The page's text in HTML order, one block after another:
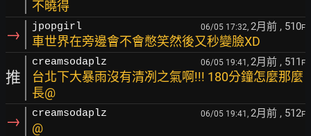
不曉得
→ jpopgirl 06/05 17:32, 2月前 , 510F
車世界在旁邊會不會憋笑然後又秒變臉XD
推
creamsodaplz 06/05 19:41, 2月前 , 511 F
台北下大暴雨沒有清冽之氣啊!!! 180分鐘怎麼那麼
長@
→ creamsodaplz 06/05 19:41, 2月前 , 512F
@